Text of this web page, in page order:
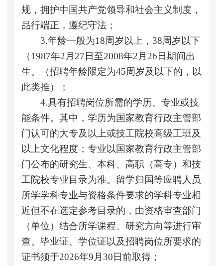
规，拥护中国共产党领导和社会主义制度，
品行端正，遵纪守法；
3.年龄一般为18周岁以上，38周岁以下
（1987年2月27日至2008年2月26日期间出
生。（招聘年龄限定为45周岁及以下的，以
此类推）；
4.具有招聘岗位所需的学历、专业或技
能条件。其中，学历为国家教育行政主管部
门认可的大专及以上或技工院校高级工班及
以上文化程度；专业以国家教育行政主管部
门公布的研究生、本科、高职（高专）和技
工院校专业目录为准。留学归国等应聘人员
所学学科专业与资格条件要求的学科专业相
近但不在选定参考目录的，由资格审查部门
（单位）结合所学课程、研究方向等进行审
查。毕业证、学位证以及招聘岗位所要求的
证书须于2026年9月30日前取得；